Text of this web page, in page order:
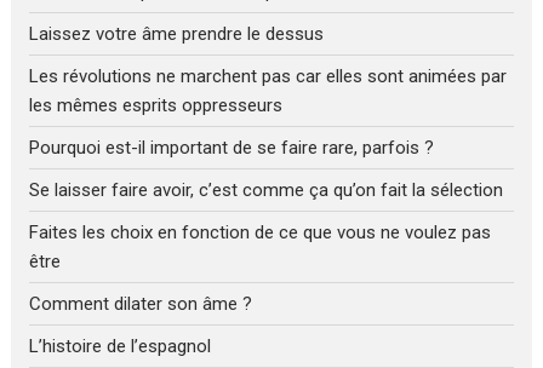
Laissez votre âme prendre le dessus
Les révolutions ne marchent pas car elles sont animées par
les mêmes esprits oppresseurs
Pourquoi est-il important de se faire rare, parfois ?
Se laisser faire avoir, c’est comme ça qu’on fait la sélection
Faites les choix en fonction de ce que vous ne voulez pas
être
Comment dilater son âme ?
L’histoire de l’espagnol